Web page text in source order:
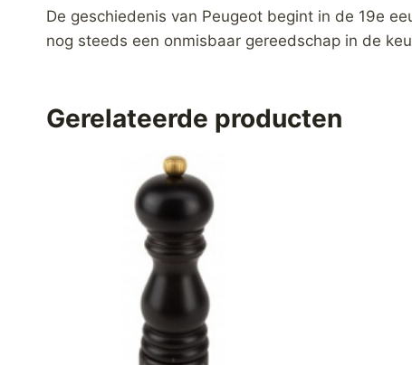
De geschiedenis van Peugeot begint in de 19e
nog steeds een onmisbaar gereedschap in de
Gerelateerde producten